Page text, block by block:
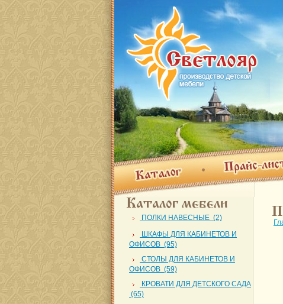
Каталог
Прайс-лист
Каталог мебели
ПОЛКИ НАВЕСНЫЕ (2)
ШКАФЫ ДЛЯ КАБИНЕТОВ И
ОФИСОВ (95)
СТОЛЫ ДЛЯ КАБИНЕТОВ И
ОФИСОВ (59)
КРОВАТИ ДЛЯ ДЕТСКОГО САДА
(65)